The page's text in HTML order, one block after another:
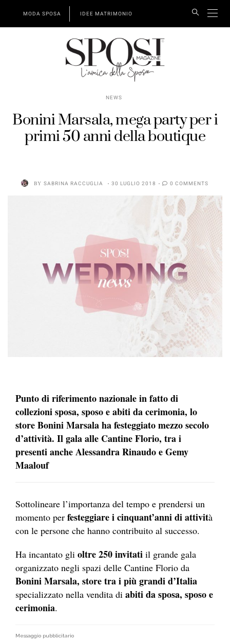
MODA SPOSA IDEE MATRIMONIO
NEWS
Bonini Marsala, mega party per i
primi 50 anni della boutique
BY SABRINA RACCUGLIA 30 LUGLIO 2018 0 COMMENTS
Punto di riferimento nazionale in fatto di
collezioni sposa, sposo e abiti da cerimonia, lo
store Bonini Marsala ha festeggiato mezzo secolo
d’attività. Il gala alle Cantine Florio, tra i
presenti anche Alessandra Rinaudo e Gemy
Maalouf
Sottolineare l’importanza del tempo e prendersi un
momento per festeggiare i cinquant’anni di attività
con le persone che hanno contribuito al successo.
Ha incantato gli oltre 250 invitati il grande gala
organizzato negli spazi delle Cantine Florio da
Bonini Marsala, store tra i più grandi d’Italia
specializzato nella vendita di abiti da sposa, sposo e
cerimonia.
Messaggio pubblicitario